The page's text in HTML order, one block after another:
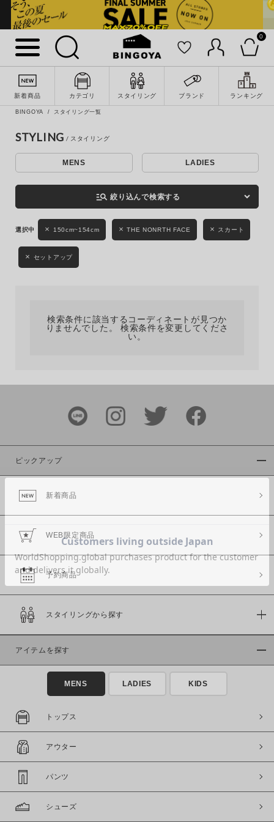
0
新着商品 カテゴリ スタイリング ブランド ランキング
詳細検索
キーワード
性別
MENS LADIES KIDS
ブランド
カラー
商品タイプ
通常商品
セール価格 WEB限定
在庫
在庫あり
BINGOYA スタイリング一覧
STYLING
MENS LADIES
manage_search 絞り込んで検索する
150cm~154cm THE NONRTH FACE スカート
セットアップ
検索条件に該当するコーディネートが見つか
りませんでした。 検索条件を変更してくださ
い。
ピックアップ
新着商品
WEB限定商品
予約商品
スタイリングから探す
アイテムを探す
MENS LADIES KIDS
トップス
アウター
パンツ
シューズ